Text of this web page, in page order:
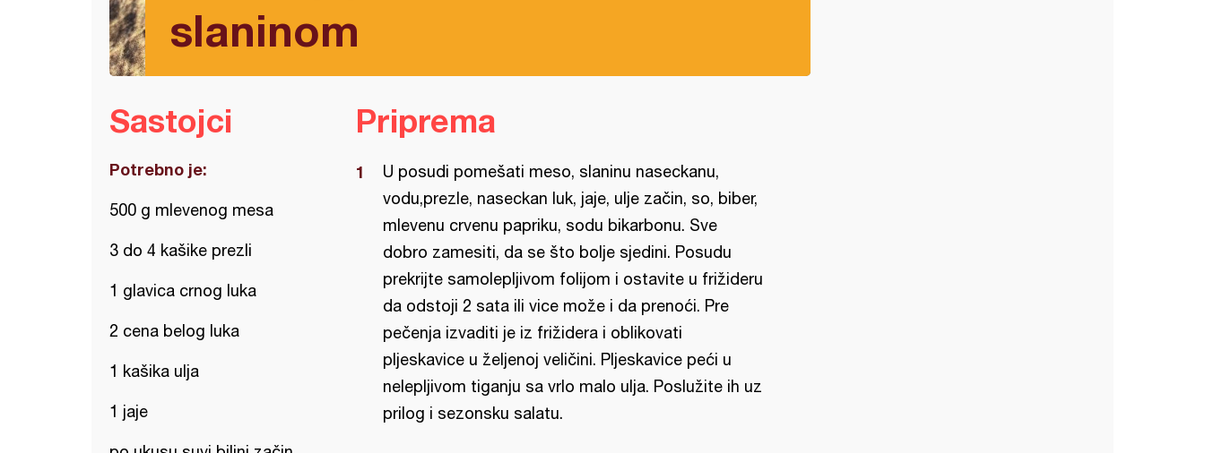
slaninom
Sastojci
Potrebno je:
500 g mlevenog mesa
3 do 4 kašike prezli
1 glavica crnog luka
2 cena belog luka
1 kašika ulja
1 jaje
Priprema
U posudi pomešati meso, slaninu naseckanu,
vodu,prezle, naseckan luk, jaje, ulje začin, so, biber,
mlevenu crvenu papriku, sodu bikarbonu. Sve
dobro zamesiti, da se što bolje sjedini. Posudu
prekrijte samolepljivom folijom i ostavite u frižideru
da odstoji 2 sata ili vice može i da prenoći. Pre
pečenja izvaditi je iz frižidera i oblikovati
pljeskavice u željenoj veličini. Pljeskavice peći u
nelepljivom tiganju sa vrlo malo ulja. Poslužite ih uz
prilog i sezonsku salatu.